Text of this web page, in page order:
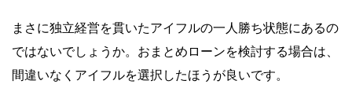
まさに独立経営を貫いたアイフルの一人勝ち状態にあるの
ではないでしょうか。おまとめローンを検討する場合は、
間違いなくアイフルを選択したほうが良いです。